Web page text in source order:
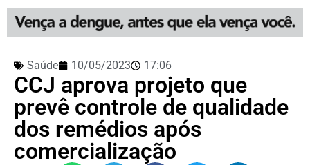
Saúde 10/05/2023 17:06
CCJ aprova projeto que
prevê controle de qualidade
dos remédios após
comercialização